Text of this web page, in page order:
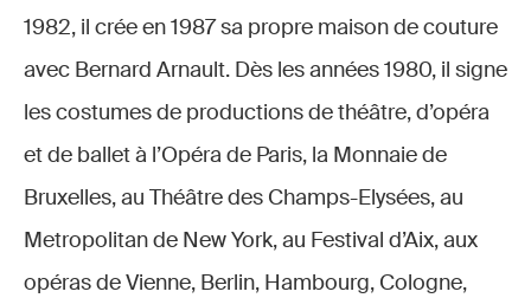
1982, il crée en 1987 sa propre maison de couture
avec Bernard Arnault. Dès les années 1980, il signe
les costumes de productions de théâtre, d’opéra
et de ballet à l’Opéra de Paris, la Monnaie de
Bruxelles, au Théâtre des Champs-Elysées, au
Metropolitan de New York, au Festival d’Aix, aux
opéras de Vienne, Berlin, Hambourg, Cologne,